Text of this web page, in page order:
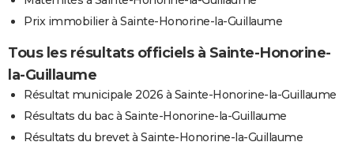
Prix immobilier à Sainte-Honorine-la-Guillaume
Tous les résultats officiels à Sainte-Honorine-
la-Guillaume
Résultat municipale 2026 à Sainte-Honorine-la-Guillaume
Résultats du bac à Sainte-Honorine-la-Guillaume
Résultats du brevet à Sainte-Honorine-la-Guillaume